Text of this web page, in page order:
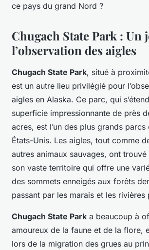
ce pays du grand Nord ?
Chugach State Park : Un
l’observation des aigles
Chugach State Park, situé à
est un autre lieu privilégié pour
aigles en Alaska. Ce parc, qui
superficie impressionnante de près
acres, est l’un des plus grands parcs
États-Unis. Les aigles, tout comme
autres animaux sauvages, ont
son vaste territoire qui offre une
des sommets enneigés aux forêts
passant par les marais et les rivières
Chugach State Park a beaucoup à
amoureux de la faune et de la flore,
lors de la migration des grues au